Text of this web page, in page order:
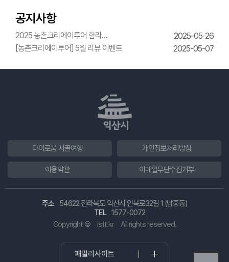
공지사항
2025 농촌크리에이투어 함라
한옥체험관 웨딩의상체험
2025-05-26
[농촌크리에이투어] 5월 리뷰 이벤트
2025-05-07
다이로움 시골여행 개인정보처리방침
이용약관 이메일무단수집거부
주소
54622 전라북도 익산시 인북로32길 1 (남중동)
TEL 1577-0072
Copyright ©
isft.kr All rights reserved.
패밀리사이트